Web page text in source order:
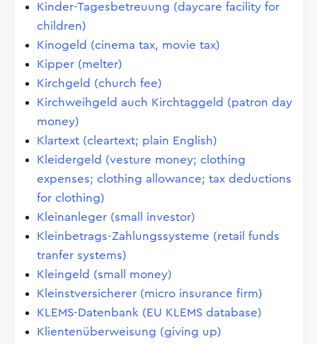
Kinder-Tagesbetreuung (daycare facility for
children)
Kinogeld (cinema tax, movie tax)
Kipper (melter)
Kirchgeld (church fee)
Kirchweihgeld auch Kirchtaggeld (patron day
money)
Klartext (cleartext; plain English)
Kleidergeld (vesture money; clothing
expenses; clothing allowance; tax deductions
for clothing)
Kleinanleger (small investor)
Kleinbetrags-Zahlungssysteme (retail funds
tranfer systems)
Kleingeld (small money)
Kleinstversicherer (micro insurance firm)
KLEMS-Datenbank (EU KLEMS database)
Klientenüberweisung (giving up)